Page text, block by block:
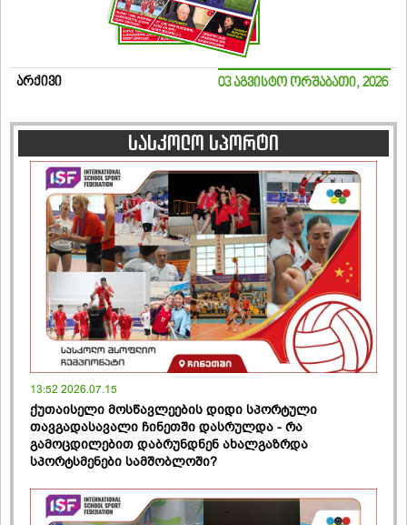
არქივი 03 აგვისტო ორშაბათი, 2026
სასკოლო სპორტი
13:52 2026.07.15
ქუთაისელი მოსწავლეების დიდი სპორტული
თავგადასავალი ჩინეთში დასრულდა - რა
გამოცდილებით დაბრუნდნენ ახალგაზრდა
სპორტსმენები სამშობლოში?